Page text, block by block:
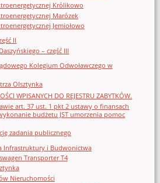
Królikowo
Marózek
Jemiołowo
II
– część III
Kolegium Odwoławczego w
Olsztynka
WPISANYCH DO REJESTRU ZABYTKÓW.
art. 37 ust. 1 pkt 2 ustawy o finansach
budżetu JST umorzenia pomoc
zadania publicznego
Infrastruktury i Budwonictwa
Transporter T4
Nieruchomości